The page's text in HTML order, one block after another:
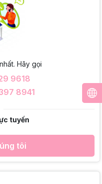
Hãy gọi
9618
8941
tuyến
tôi